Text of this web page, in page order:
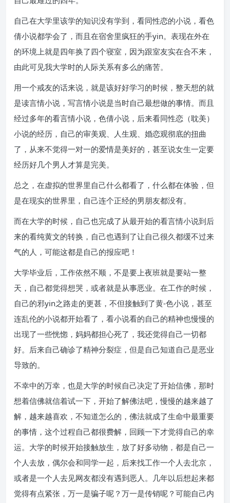
自己在大学里该学的知识没有学到，看同性恋的小说，看色
倩小说都学会了，而且在宿舍里疯狂的手yin。表现在外在
的环境上就是四年换了四个寝室，因为跟室友实在合不来，
由此可见我大学时的人际关系有多么的痛苦。
用一个戒友的话来说，就是该好好学习的时候，整天想的就
是读言情小说，写言情小说是当时自己最想做的事情。而且
经过多年的看言情小说，色倩小说，后来看同性恋（耽美）
小说的经历，自己的审美观、人生观、婚恋观彻底的扭曲
了，从来不觉得一对一的爱情是美好的，甚至说女生一定要
经历好几个男人才算是完美。
总之，在虚拟的世界里自己什么都看了，什么都在体验，但
是在现实的世界里，自己连个正经的男朋友都没有。
而在大学的时候，自己也完成了从最开始的看言情小说到后
来的看纯黄文的转换，自己也遇到了让自己很久都缓不过来
气的人，可能这都是自己的报应吧！
大学毕业后，工作依然不顺，不是要上夜班就是要站一整
天，自己都觉得想哭，或者就是从事恶业。在工作的时候，
自己的邪yin之路走的更甚，不但接触到了黄-色小说，甚至
连乱伦的小说都开始看了，看小说看的自己的精神也慢慢的
出现了一些恍惚，妈妈都担心死了，我还觉得自己一切都
好。后来自己确诊了精神分裂症，但是自己知道自己是恶业
导致的。
不幸中的万幸，也是大学的时候自己决定了开始信佛，那时
想着信佛就信着试一下，开始了解佛法吧，慢慢的越来越了
解，越来越喜欢，不知道怎么的，佛法就成了生命中最重要
的事情，这个过程自己都很费解，回顾一下才觉得自己的幸
运。大学的时候开始接触放生，放了好多动物，都是自己一
个人去放，偶尔会和同学一起，后来找工作一个人去北京，
或者是一个人去见网友都没有遇到恶人。几年以后想起来都
觉得有点紧张，万一是骗子呢？万一是传销呢？可能自己内